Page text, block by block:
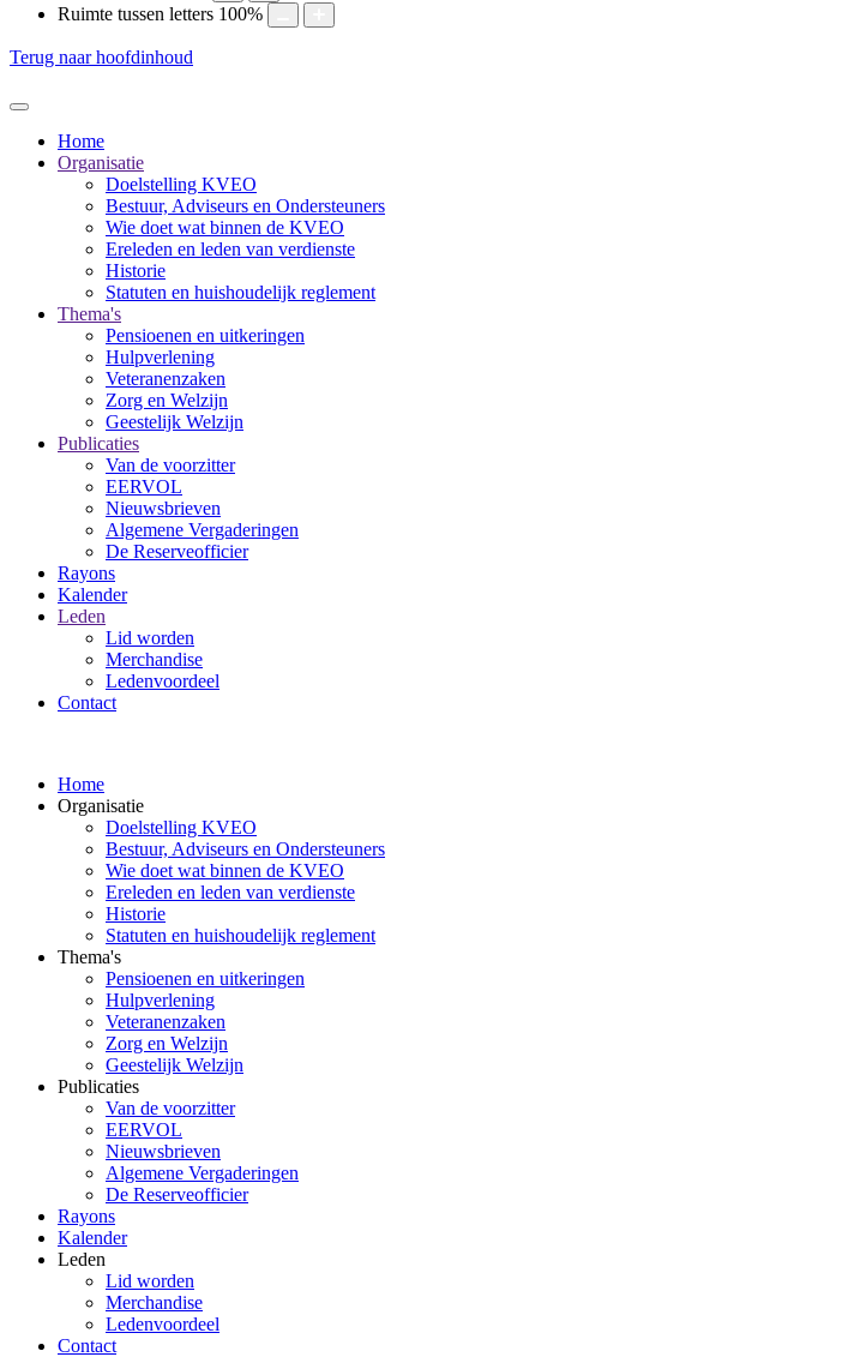
Ruimte tussen letters 100%
Terug naar hoofdinhoud
Home
Organisatie
Doelstelling KVEO
Bestuur, Adviseurs en Ondersteuners
Wie doet wat binnen de KVEO
Ereleden en leden van verdienste
Historie
Statuten en huishoudelijk reglement
Thema's
Pensioenen en uitkeringen
Hulpverlening
Veteranenzaken
Zorg en Welzijn
Geestelijk Welzijn
Publicaties
Van de voorzitter
EERVOL
Nieuwsbrieven
Algemene Vergaderingen
De Reserveofficier
Rayons
Kalender
Leden
Lid worden
Merchandise
Ledenvoordeel
Contact
Home
Organisatie
Doelstelling KVEO
Bestuur, Adviseurs en Ondersteuners
Wie doet wat binnen de KVEO
Ereleden en leden van verdienste
Historie
Statuten en huishoudelijk reglement
Thema's
Pensioenen en uitkeringen
Hulpverlening
Veteranenzaken
Zorg en Welzijn
Geestelijk Welzijn
Publicaties
Van de voorzitter
EERVOL
Nieuwsbrieven
Algemene Vergaderingen
De Reserveofficier
Rayons
Kalender
Leden
Lid worden
Merchandise
Ledenvoordeel
Contact